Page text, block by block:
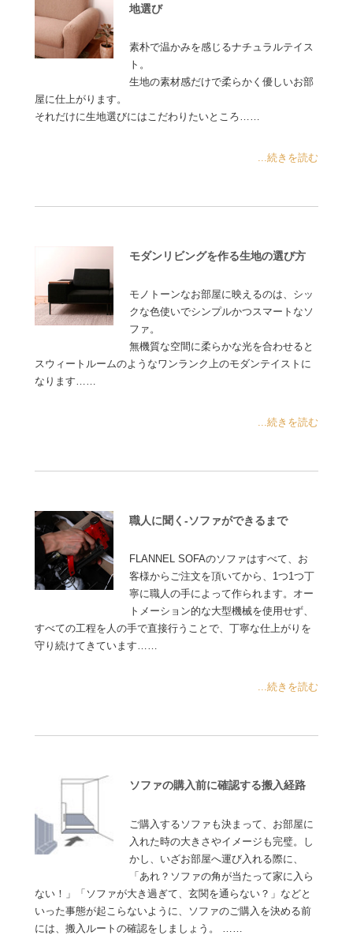
地選び
素朴で温かみを感じるナチュラルテイス
ト。
生地の素材感だけで柔らかく優しいお部
屋に仕上がります。
それだけに生地選びにはこだわりたいところ……
...続きを読む
モダンリビングを作る生地の選び方
モノトーンなお部屋に映えるのは、シッ
クな色使いでシンプルかつスマートなソ
ファ。
無機質な空間に柔らかな光を合わせると
スウィートルームのようなワンランク上のモダンテイストに
なります……
...続きを読む
職人に聞く-ソファができるまで
FLANNEL SOFAのソファはすべて、お
客様からご注文を頂いてから、1つ1つ丁
寧に職人の手によって作られます。オー
トメーション的な大型機械を使用せず、
すべての工程を人の手で直接行うことで、丁寧な仕上がりを
守り続けてきています……
...続きを読む
ソファの購入前に確認する搬入経路
ご購入するソファも決まって、お部屋に
入れた時の大きさやイメージも完璧。し
かし、いざお部屋へ運び入れる際に、
「あれ？ソファの角が当たって家に入ら
ない！」「ソファが大き過ぎて、玄関を通らない？」などと
いった事態が起こらないように、ソファのご購入を決める前
には、搬入ルートの確認をしましょう。 ……